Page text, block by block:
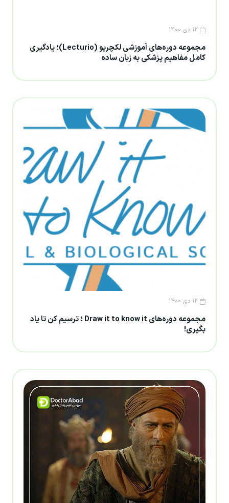
۱۲ دی ۱۴۰۰
مجموعه دوره‎‌های آموزشی لکچریو (Lecturio)؛ یادگیری
کامل مفاهیم پزشکی به زبان ساده
۱۲ دی ۱۴۰۰
مجموعه دوره‌های Draw it to know it ؛ ترسیم کن تا یاد
بگیری!